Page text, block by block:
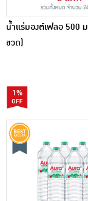
น้ำแร่มองต์เฟลอ 500
ขวด)
1%